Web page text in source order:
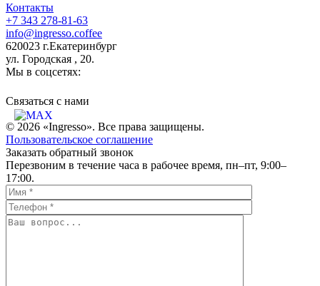
Контакты
+7 343 278-81-63
info@ingresso.coffee
620023 г.Екатеринбург
ул. Городская , 20.
Мы в соцсетях:
Связаться c нами
© 2026 «Ingresso». Все права защищены.
Пользовательское соглашение
Заказать обратный звонок
Перезвоним в течение часа в рабочее время, пн–пт, 9:00–
17:00.